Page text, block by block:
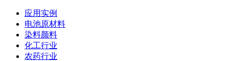
应用实例
电池原材料
染料颜料
化工行业
农药行业